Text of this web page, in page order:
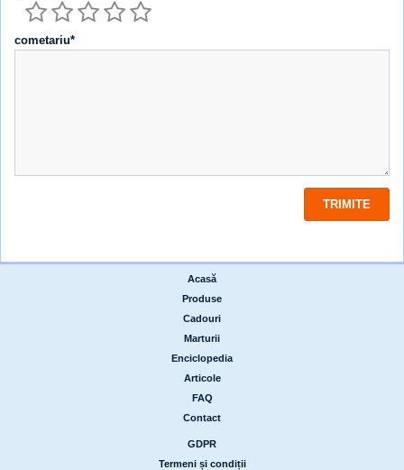
cometariu*
Acasă
Produse
Cadouri
Marturii
Enciclopedia
Articole
FAQ
Contact
GDPR
Termeni și condiții